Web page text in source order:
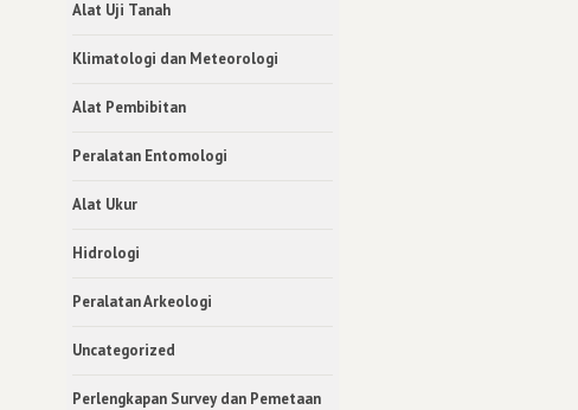
Alat Uji Tanah
Klimatologi dan Meteorologi
Alat Pembibitan
Peralatan Entomologi
Alat Ukur
Hidrologi
Peralatan Arkeologi
Uncategorized
Perlengkapan Survey dan Pemetaan